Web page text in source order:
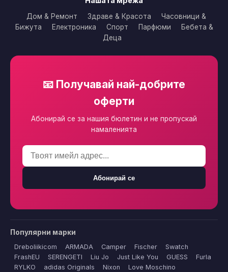
Дом & Ремонт Здраве & Красота
Часовници &
Бижута
Електроника Спорт Парфюми
Бебета &
Деца
📧 Получавай най-добрите
оферти
Абонирай се за нашия бюлетин и не пропускай
намаленията
Абонирай се
Популярни марки
Dreboliikicom ARMADA Camper Fischer
Swatch
FrashEU
SERENGETI Liu Jo Just Like You GUESS
Furla
RYLKO
adidas Originals Nixon
Love Moschino